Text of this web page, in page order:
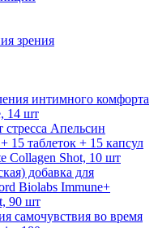
зрения
интимного комфорта
14 шт
Апельсин
15 таблеток + 15 капсул
Collagen Shot, 10 шт
добавка для
Biolabs Immune+
90 шт
самочувствия во время